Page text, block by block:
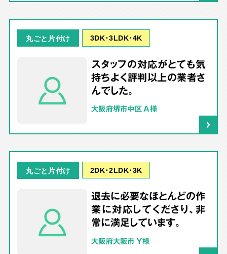
丸ごと片付け 3DK･3LDK･4K
スタッフの対応がとても気
持ちよく評判以上の業者さ
んでした。
大阪府堺市中区 A様
丸ごと片付け 2DK･2LDK･3K
退去に必要なほとんどの作
業に対応してくださり、非
常に満足しています。
大阪府大阪市 Y様